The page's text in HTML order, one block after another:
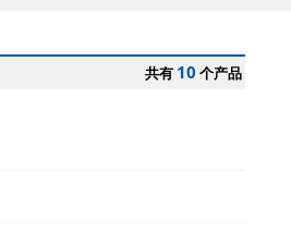
共有 10 个产品